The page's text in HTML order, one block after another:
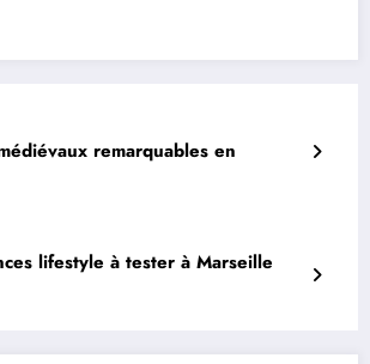
remarquables en
lifestyle à tester à Marseille